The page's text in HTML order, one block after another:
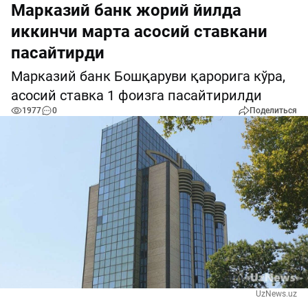
Марказий банк жорий йилда
иккинчи марта асосий ставкани
пасайтирди
Марказий банк Бошқаруви қарорига кўра,
асосий ставка 1 фоизга пасайтирилди
1977 0 Поделиться
UzNews.uz